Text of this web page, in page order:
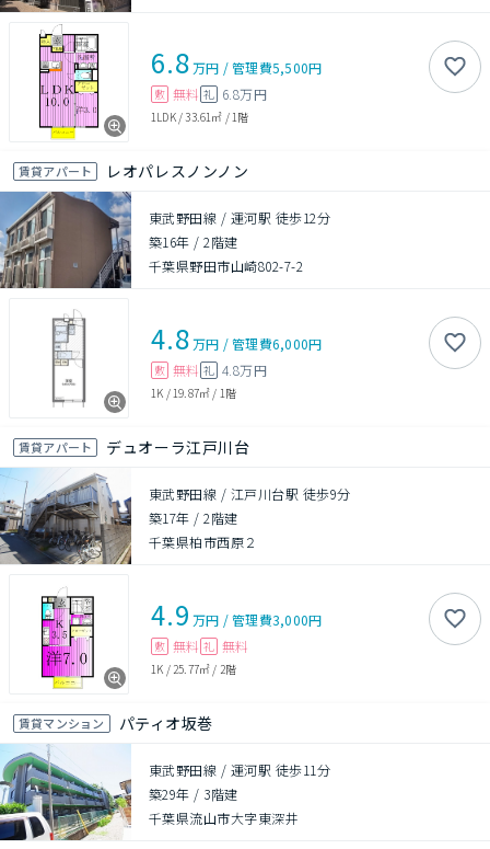
6.8万円 /管理費5,500円
敷 無料 礼 6.8万円
1LDK/33.61㎡ / 1階
賃貸アパート レオパレスノンノン
東武野田線 / 運河駅 徒歩12分
築16年 /2階建
千葉県野田市山崎802-7-2
4.8万円 /管理費6,000円
敷 無料 礼 4.8万円
1K / 19.87㎡ / 1階
賃貸アパート デュオーラ江戸川台
東武野田線 / 江戸川台駅 徒歩9分
築17年 /2階建
千葉県柏市西原２
4.9 万円 /管理費3,000円
敷 無料 礼 無料
1K / 25.77㎡ / 2階
賃貸マンション パティオ坂巻
東武野田線 / 運河駅 徒歩11分
築29年 / 3階建
千葉県流山市大字東深井